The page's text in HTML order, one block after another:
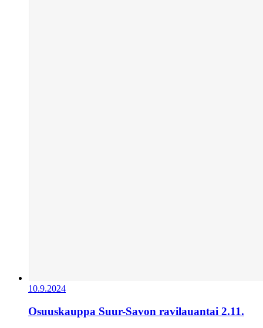
10.9.2024
Osuuskauppa Suur-Savon ravilauantai 2.11.